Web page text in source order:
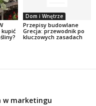
kupić
Dom i Wnętrze
Przepisy budowlane
Grecja: przewodnik po
kluczowych zasadach
w marketingu